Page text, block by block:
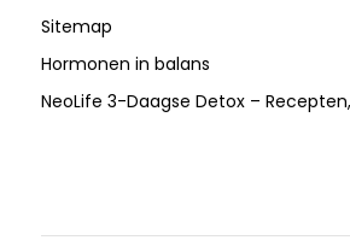
Sitemap
Hormonen in balans
NeoLife 3-Daagse Detox –